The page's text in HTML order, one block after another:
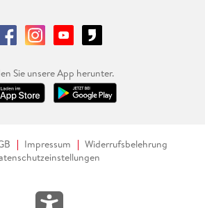
Sie unsere App herunter.
Impressum
Widerrufsbelehrung